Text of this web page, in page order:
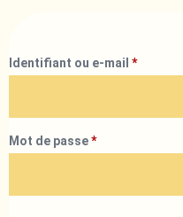
Identifiant ou e-mail *
Mot de passe*